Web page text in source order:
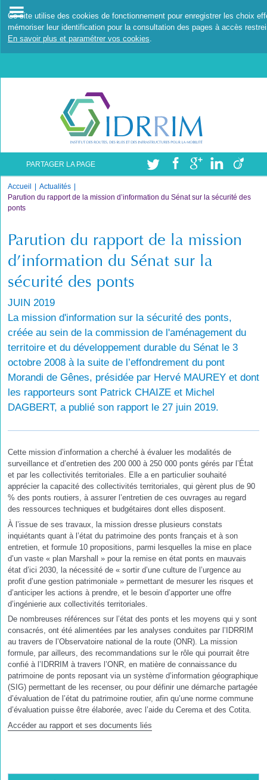
Ce site utilise des cookies de fonctionnement pour enregistrer les choix
mémoriser leur identification pour la consultation des pages à accès
En savoir plus et paramétrer vos cookies
PARTAGER LA PAGE
Accueil
Actualités
Parution du rapport de la mission d’information du Sénat sur la sécurité des
ponts
Parution du rapport de la mission
d’information du Sénat sur la
sécurité des ponts
JUIN 2019
La mission d'information sur la sécurité des ponts,
créée au sein de la commission de l'aménagement du
territoire et du développement durable du Sénat le 3
octobre 2008 à la suite de l’effondrement du pont
Morandi de Gênes, présidée par Hervé MAUREY et dont
les rapporteurs sont Patrick CHAIZE et Michel
DAGBERT, a publié son rapport le 27 juin 2019.
Cette mission d’information a cherché à évaluer les modalités de
surveillance et d’entretien des 200 000 à 250 000 ponts gérés par l’État
et par les collectivités territoriales. Elle a en particulier souhaité
apprécier la capacité des collectivités territoriales, qui gèrent plus de 90
% des ponts routiers, à assurer l’entretien de ces ouvrages au regard
des ressources techniques et budgétaires dont elles disposent.
À l’issue de ses travaux, la mission dresse plusieurs constats
inquiétants quant à l’état du patrimoine des ponts français et à son
entretien, et formule 10 propositions, parmi lesquelles la mise en place
d’un vaste « plan Marshall » pour la remise en état ponts en mauvais
état d’ici 2030, la nécessité de « sortir d’une culture de l’urgence au
profit d’une gestion patrimoniale » permettant de mesurer les risques et
d’anticiper les actions à prendre, et le besoin d’apporter une offre
d’ingénierie aux collectivités territoriales.
De nombreuses références sur l’état des ponts et les moyens qui y sont
consacrés, ont été alimentées par les analyses conduites par l’IDRRIM
au travers de l’Observatoire national de la route (ONR). La mission
formule, par ailleurs, des recommandations sur le rôle qui pourrait être
confié à l’IDRRIM à travers l’ONR, en matière de connaissance du
patrimoine de ponts reposant via un système d’information géographique
(SIG) permettant de les recenser, ou pour définir une démarche partagée
d’évaluation de l’état du patrimoine routier, afin qu’une norme commune
d’évaluation puisse être élaborée, avec l’aide du Cerema et des Cotita.
Accéder au rapport et ses documents liés